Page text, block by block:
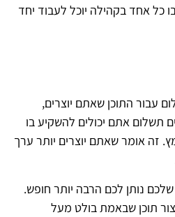
כל אחד בקהילה יוכל לעבוד יחד
עבור התוכן שאתם יוצרים,
אתם יכולים להשקיע בו
זה אומר שאתם יוצרים יותר ערך
נותן לכם הרבה יותר חופש.
תוכן שבאמת בולט מעל